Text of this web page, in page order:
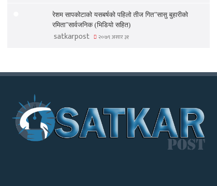
रेशम सापकोटाको यसबर्षको पहिलो तीज गित”सासु बुहारीको
रमिता”सार्वजनिक (भिडियो सहित)
satkarpost २०७९ असार ३१